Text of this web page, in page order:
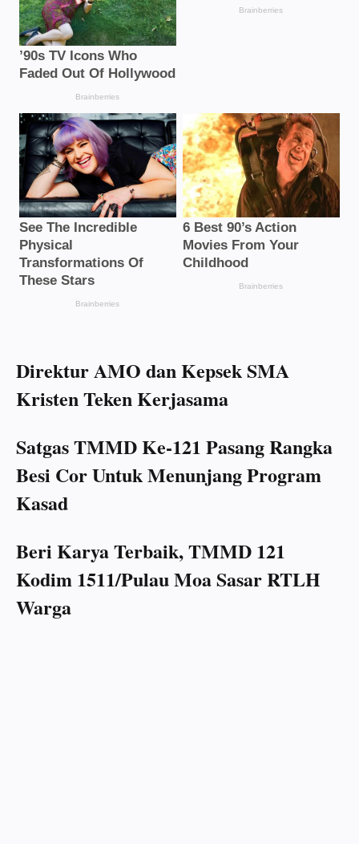
Direktur AMO dan Kepsek SMA
Kristen Teken Kerjasama
Satgas TMMD Ke-121 Pasang Rangka
Besi Cor Untuk Menunjang Program
Kasad
Beri Karya Terbaik, TMMD 121
Kodim 1511/Pulau Moa Sasar RTLH
Warga